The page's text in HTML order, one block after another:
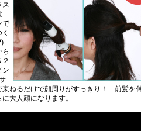
ス
で
ら
ン
束ねるだけで顔周りがすっきり！ 前髪を
大人顔になります。